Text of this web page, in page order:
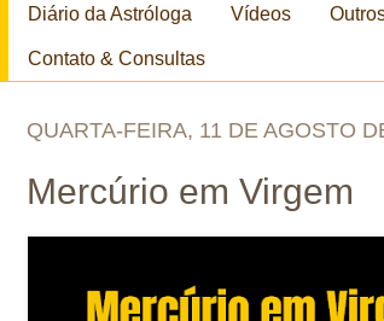
Diário da Astróloga Vídeos
Contato & Consultas
QUARTA-FEIRA, 11 DE AGOSTO
Mercúrio em Virgem